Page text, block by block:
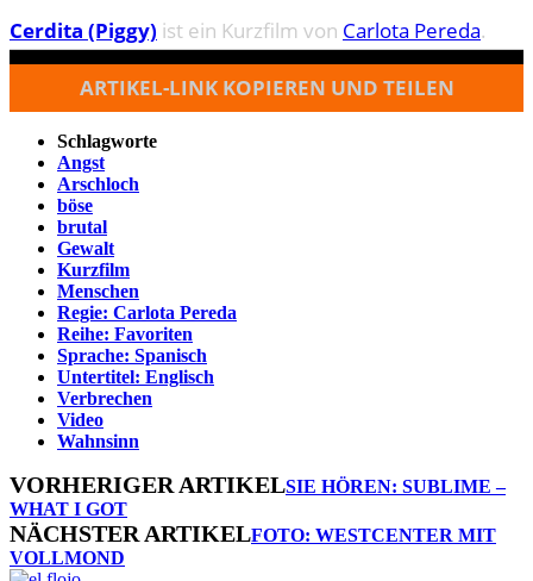
Cerdita (Piggy) ist ein Kurzfilm von Carlota Pereda.
ARTIKEL-LINK KOPIEREN UND TEILEN
Schlagworte
Angst
Arschloch
böse
brutal
Gewalt
Kurzfilm
Menschen
Regie: Carlota Pereda
Reihe: Favoriten
Sprache: Spanisch
Untertitel: Englisch
Verbrechen
Video
Wahnsinn
VORHERIGER ARTIKELSIE HÖREN: SUBLIME –
WHAT I GOT
NÄCHSTER ARTIKELFOTO: WESTCENTER MIT
VOLLMOND